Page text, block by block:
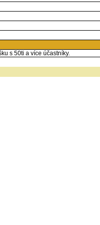
s 50ti a více účastníky.